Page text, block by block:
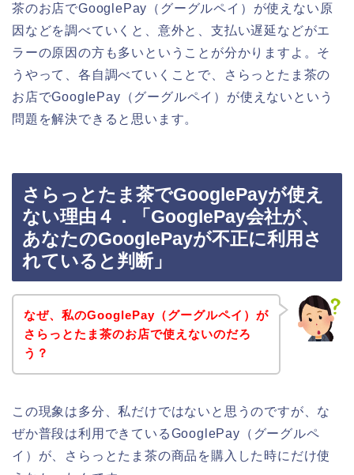
茶のお店でGooglePay（グーグルペイ）が使えない原
因などを調べていくと、意外と、支払い遅延などがエ
ラーの原因の方も多いということが分かりますよ。そ
うやって、各自調べていくことで、さらっとたま茶の
お店でGooglePay（グーグルペイ）が使えないという
問題を解決できると思います。
さらっとたま茶でGooglePayが使え
ない理由４．「GooglePay会社が、
あなたのGooglePayが不正に利用さ
れていると判断」
なぜ、私のGooglePay（グーグルペイ）が
さらっとたま茶のお店で使えないのだろ
う？
この現象は多分、私だけではないと思うのですが、な
ぜか普段は利用できているGooglePay（グーグルペ
イ）が、さらっとたま茶の商品を購入した時にだけ使